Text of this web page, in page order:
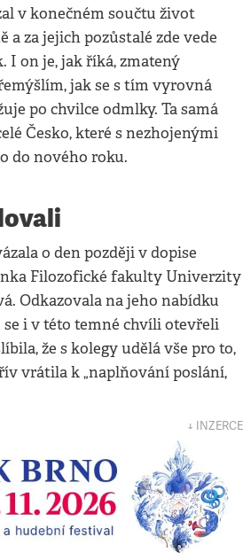
v konečném součtu život
a za jejich pozůstalé zde vede
I on je, jak říká, zmatený
jak se s tím vyrovná
po chvilce odmlky. Ta samá
Česko, které s nezhojenými
do nového roku.
o den později v dopise
Filozofické fakulty Univerzity
Odkazovala na jeho nabídku
se i v této temné chvíli otevřeli
že s kolegy udělá vše pro to,
vrátila k „naplňování poslání,
↓ INZERCE